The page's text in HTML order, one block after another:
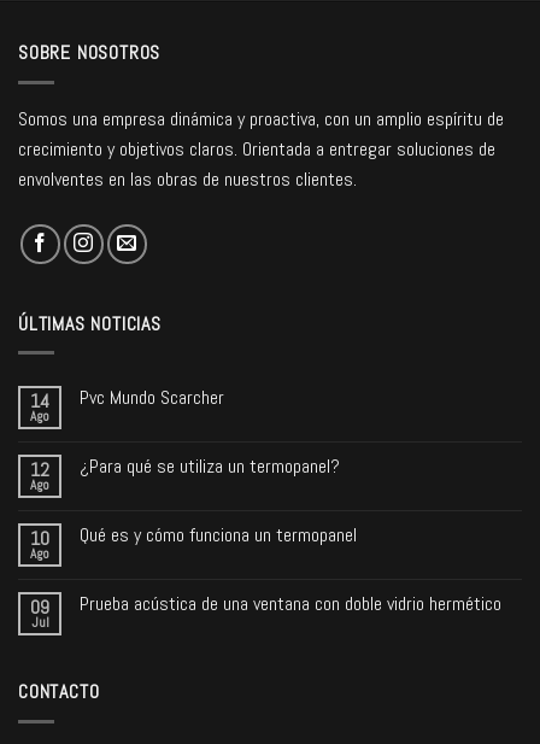
SOBRE NOSOTROS
Somos una empresa dinámica y proactiva, con un amplio espíritu de
crecimiento y objetivos claros. Orientada a entregar soluciones de
envolventes en las obras de nuestros clientes.
ÚLTIMAS NOTICIAS
14
Ago
Pvc Mundo Scarcher
12
Ago
¿Para qué se utiliza un termopanel?
10
Ago
Qué es y cómo funciona un termopanel
09
Jul
Prueba acústica de una ventana con doble vidrio hermético
CONTACTO